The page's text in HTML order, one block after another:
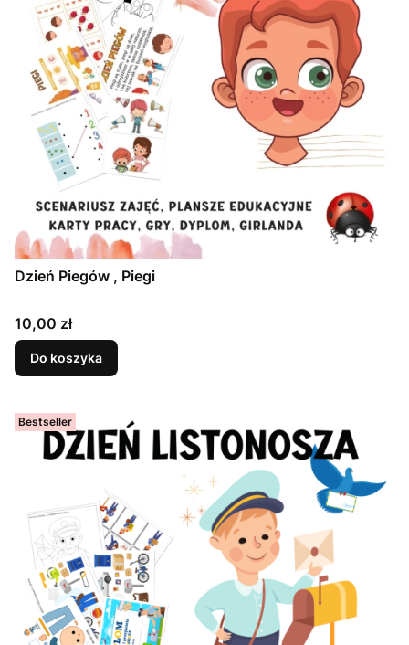
Dzień Piegów , Piegi
Cena
10,00 zł
Do koszyka
Bestseller